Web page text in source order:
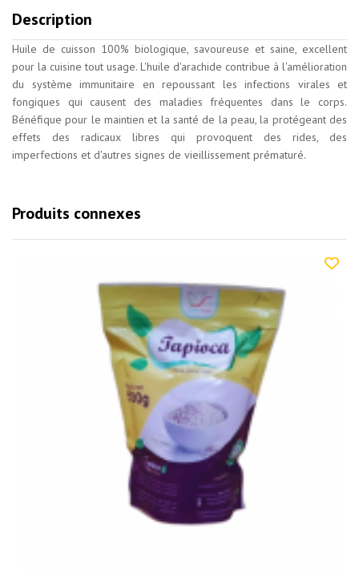
Description
Huile de cuisson 100% biologique, savoureuse et saine, excellent
pour la cuisine tout usage. L'huile d'arachide contribue à l'amélioration
du système immunitaire en repoussant les infections virales et
fongiques qui causent des maladies fréquentes dans le corps.
Bénéfique pour le maintien et la santé de la peau, la protégeant des
effets des radicaux libres qui provoquent des rides, des
imperfections et d'autres signes de vieillissement prématuré.
Produits connexes